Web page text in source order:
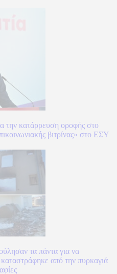
κατάρρευση οροφής στο
βιτρίνας» στο ΕΣΥ
τα πάντα για να
καταστράφηκε από την πυρκαγιά